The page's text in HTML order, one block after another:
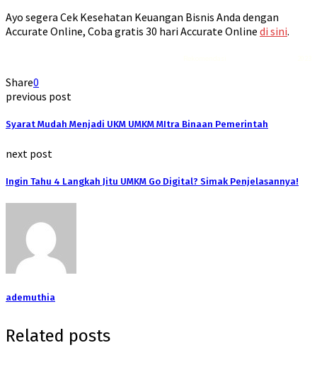
Ayo segera Cek Kesehatan Keuangan Bisnis Anda dengan
Accurate Online, Coba gratis 30 hari Accurate Online di sini.
Share0
previous post
Syarat Mudah Menjadi UKM UMKM MItra Binaan Pemerintah
next post
Ingin Tahu 4 Langkah Jitu UMKM Go Digital? Simak Penjelasannya!
ademuthia
Related posts